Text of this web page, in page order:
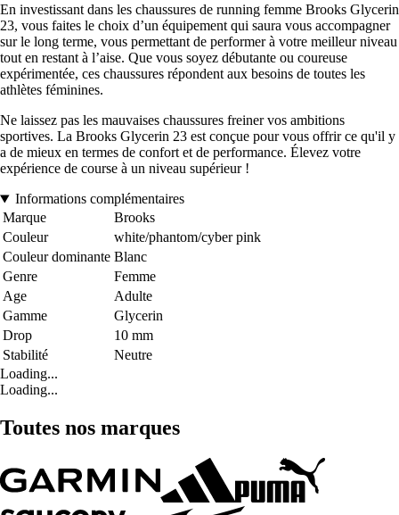
En investissant dans les chaussures de running femme Brooks Glycerin
23, vous faites le choix d’un équipement qui saura vous accompagner
sur le long terme, vous permettant de performer à votre meilleur niveau
tout en restant à l’aise. Que vous soyez débutante ou coureuse
expérimentée, ces chaussures répondent aux besoins de toutes les
athlètes féminines.
Ne laissez pas les mauvaises chaussures freiner vos ambitions
sportives. La Brooks Glycerin 23 est conçue pour vous offrir ce qu'il y
a de mieux en termes de confort et de performance. Élevez votre
expérience de course à un niveau supérieur !
Informations complémentaires
Marque
Brooks
Couleur
white/phantom/cyber pink
Couleur dominante Blanc
Genre
Femme
Age
Adulte
Gamme
Glycerin
Drop
10 mm
Stabilité
Neutre
Loading...
Loading...
Toutes nos marques